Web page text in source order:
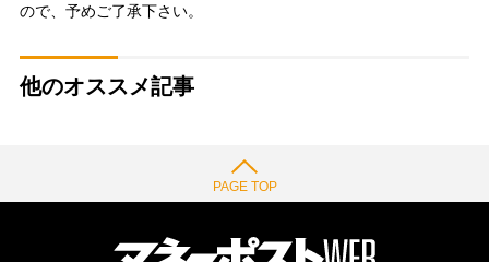
ので、予めご了承下さい。
他のオススメ記事
PAGE TOP